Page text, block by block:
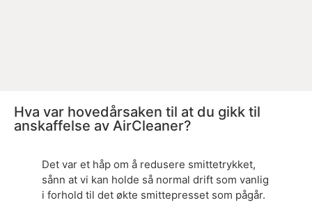
Hva var hovedårsaken til at du gikk til
anskaffelse av AirCleaner?
Det var et håp om å redusere smittetrykket,
sånn at vi kan holde så normal drift som vanlig
i forhold til det økte smittepresset som pågår.